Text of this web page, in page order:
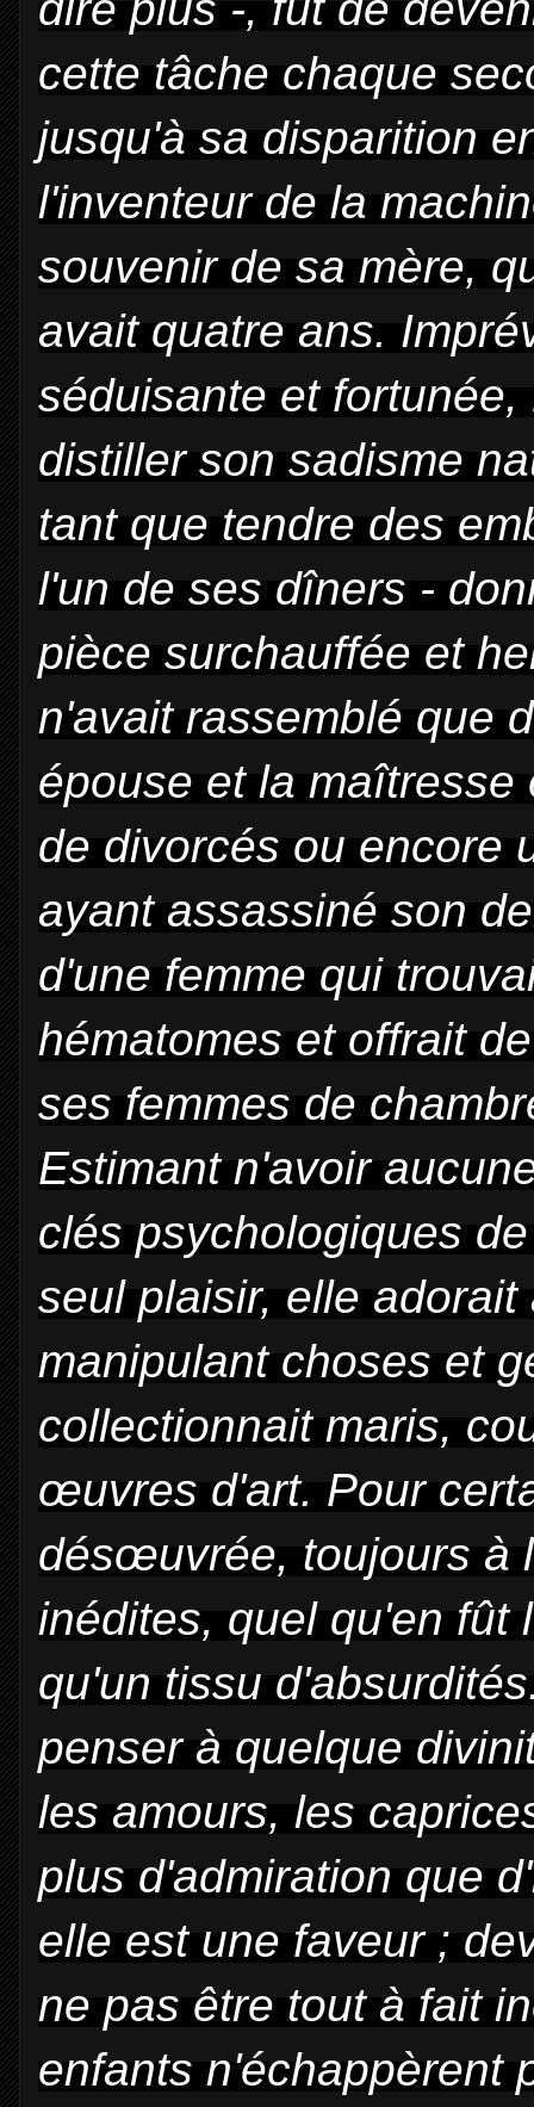
cette tâche chaque
jusqu'à sa disparition
l'inventeur de la
souvenir de sa mère,
avait quatre ans.
séduisante et
distiller son sadisme
tant que tendre des
l'un de ses dîners -
pièce surchauffée et
n'avait rassemblé que
épouse et la
de divorcés ou encore
ayant assassiné son
d'une femme qui
hématomes et offrait
ses femmes de
Estimant n'avoir
clés psychologiques
seul plaisir, elle
manipulant choses et
collectionnait maris,
œuvres d'art. Pour
désœuvrée, toujours à
inédites, quel qu'en fût
qu'un tissu
penser à quelque
les amours, les
plus d'admiration que
elle est une faveur ;
ne pas être tout à fait
enfants n'échappèrent